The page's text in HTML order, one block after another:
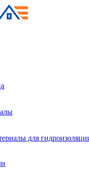
для